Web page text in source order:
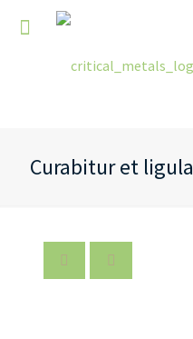
Curabitur et ligula